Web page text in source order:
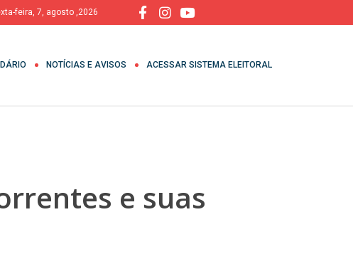
feira, 7, agosto ,2026
NOTÍCIAS E AVISOS ACESSAR SISTEMA ELEITORAL
e suas